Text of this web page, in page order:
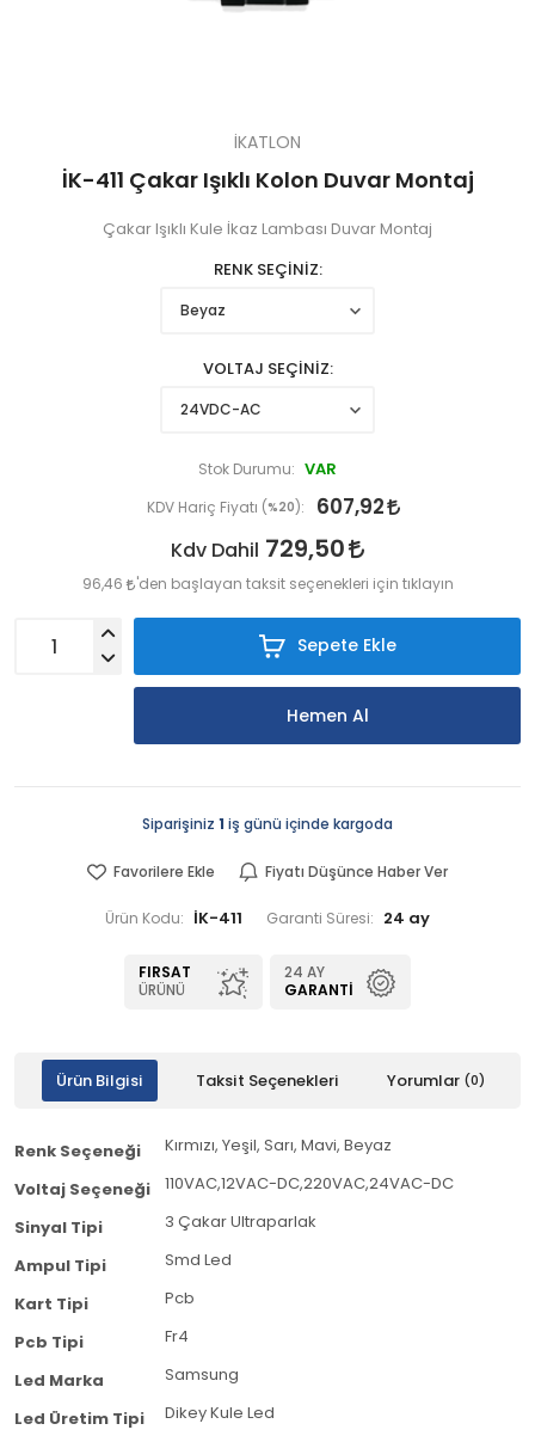
İKATLON
İK-411 Çakar Işıklı Kolon Duvar Montaj
Çakar Işıklı Kule İkaz Lambası Duvar Montaj
RENK SEÇİNİZ
VOLTAJ SEÇİNİZ
Stok Durumu: VAR
KDV Hariç Fiyatı (%20 ): 607,92
Kdv Dahil 729,50
96,46 'den başlayan taksit seçenekleri için tıklayın
Sepete Ekle
Hemen Al
Siparişiniz 1 iş günü içinde kargoda
Favorilere Ekle Fiyatı Düşünce Haber Ver
Ürün Kodu: İK-411 Garanti Süresi: 24 ay
FIRSAT
ÜRÜNÜ
24 AY
GARANTI
Ürün Bilgisi Taksit Seçenekleri Yorumlar (0)
Renk Seçeneği Kırmızı, Yeşil, Sarı, Mavi, Beyaz
Voltaj Seçeneği 110VAC,12VAC-DC,220VAC,24VAC-DC
Sinyal Tipi 3 Çakar Ultraparlak
Ampul Tipi Smd Led
Kart Tipi Pcb
Pcb Tipi Fr4
Led Marka Samsung
Led Üretim Tipi Dikey Kule Led